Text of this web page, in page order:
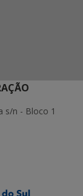
s/n - Bloco 1